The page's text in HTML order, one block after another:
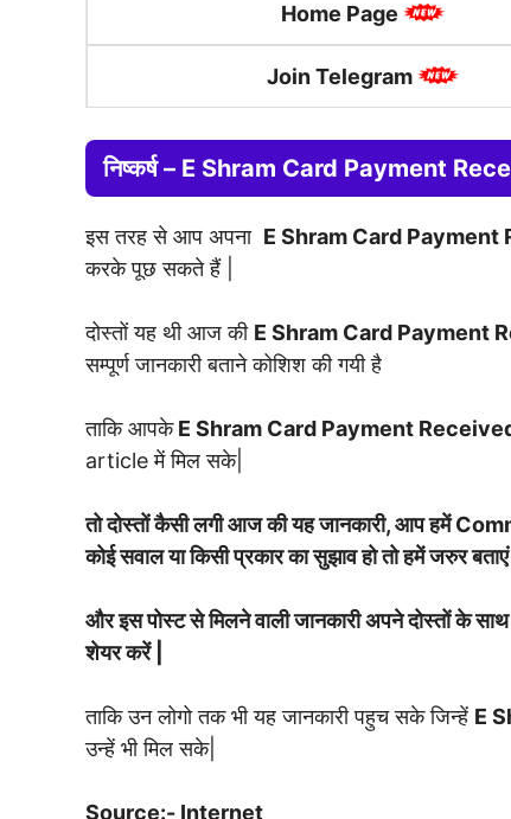
Home Page
Join Telegram
निष्कर्ष – E Shram Card Payment
इस तरह से आप अपना E Shram Card
करके पूछ सकते हैं |
दोस्तों यह थी आज की E Shram Card Payment
सम्पूर्ण जानकारी बताने कोशिश की गयी है
ताकि आपकेE Shram Card Payment
article में मिल सके|
तो दोस्तों कैसी लगी आज की यह जानकारी, आप हमें
कोई सवाल या किसी प्रकार का सुझाव हो तो हमें जरुर बताएं |
और इस पोस्ट से मिलने वाली जानकारी अपने दोस्तों
शेयर करें |
ताकि उन लोगो तक भी यह जानकारी पहुच सके जिन्हें E
उन्हें भी मिल सके|
Source:- Internet